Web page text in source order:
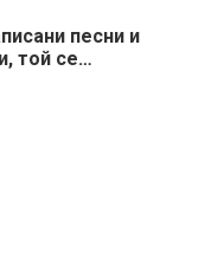
песни и
той се…